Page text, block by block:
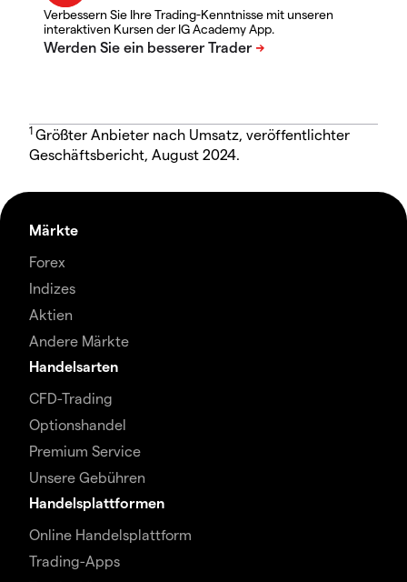
Verbessern Sie Ihre Trading-Kenntnisse mit unseren
interaktiven Kursen der IG Academy App.
1 Größter Anbieter nach Umsatz, veröffentlichter
Geschäftsbericht, August 2024.
Märkte
Forex
Indizes
Aktien
Andere Märkte
Handelsarten
CFD-Trading
Optionshandel
Premium Service
Unsere Gebühren
Handelsplattformen
Online Handelsplattform
Trading-Apps